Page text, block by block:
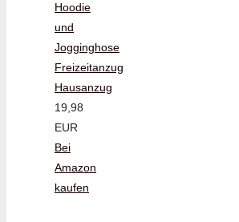
Hoodie
und
Jogginghose
Freizeitanzug
Hausanzug
19,98
EUR
Bei
Amazon
kaufen